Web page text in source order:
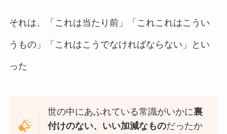
それは、「これは当たり前」「これこれはこうい
うもの」「これはこうでなければならない」とい
った
世の中にあふれている常識がいかに裏
付けのない、いい加減なものだったか